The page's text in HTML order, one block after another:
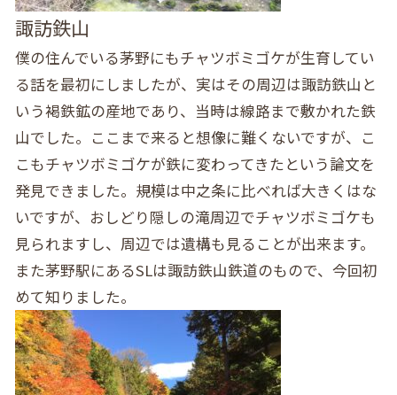
諏訪鉄山
僕の住んでいる茅野にもチャツボミゴケが生育してい
る話を最初にしましたが、実はその周辺は諏訪鉄山と
いう褐鉄鉱の産地であり、当時は線路まで敷かれた鉄
山でした。ここまで来ると想像に難くないですが、こ
こもチャツボミゴケが鉄に変わってきたという論文を
発見できました。規模は中之条に比べれば大きくはな
いですが、おしどり隠しの滝周辺でチャツボミゴケも
見られますし、周辺では遺構も見ることが出来ます。
また茅野駅にあるSLは諏訪鉄山鉄道のもので、今回初
めて知りました。